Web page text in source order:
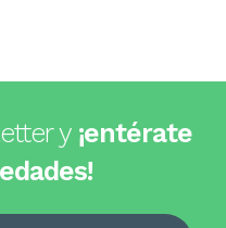
y ¡entérate